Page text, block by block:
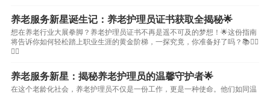
养老服务新星诞生记：养老护理员证书获取全揭秘🌟
想在养老行业大展拳脚？养老护理员证书不再是遥不可及的梦想！🌟这份指南
将告诉你如何轻松踏上职业生涯的黄金阶梯，一探究竟，你准备好了吗？📚👨‍⚕️
👩‍⚕️
养老服务新星：揭秘养老护理员的温馨守护者🌟
在这个老龄化社会，养老护理员不仅是一份工作，更是一种使命。他们如同温